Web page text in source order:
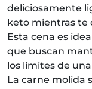
deliciosamente
keto mientras te
Esta cena es
que buscan
los límites de
La carne molida